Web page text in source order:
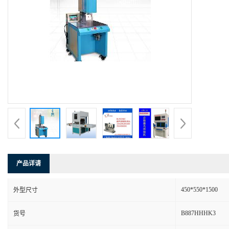
产品详请
外型尺寸 450*550*1500
货号 B887HHHK3